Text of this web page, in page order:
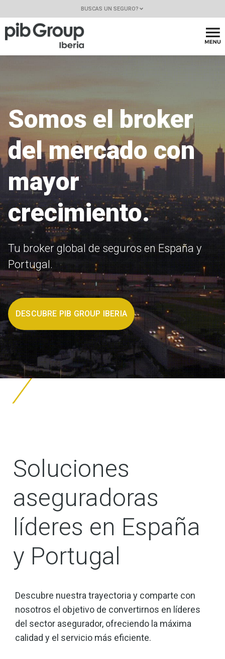
BUSCAS UN SEGURO?
Somos el broker
del mercado con
mayor
crecimiento.
Tu broker global de seguros en España y
Portugal.
DESCUBRE PIB GROUP IBERIA
Soluciones
aseguradoras
líderes en España
y Portugal
Descubre nuestra trayectoria y comparte con
nosotros el objetivo de convertirnos en líderes
del sector asegurador, ofreciendo la máxima
calidad y el servicio más eficiente.